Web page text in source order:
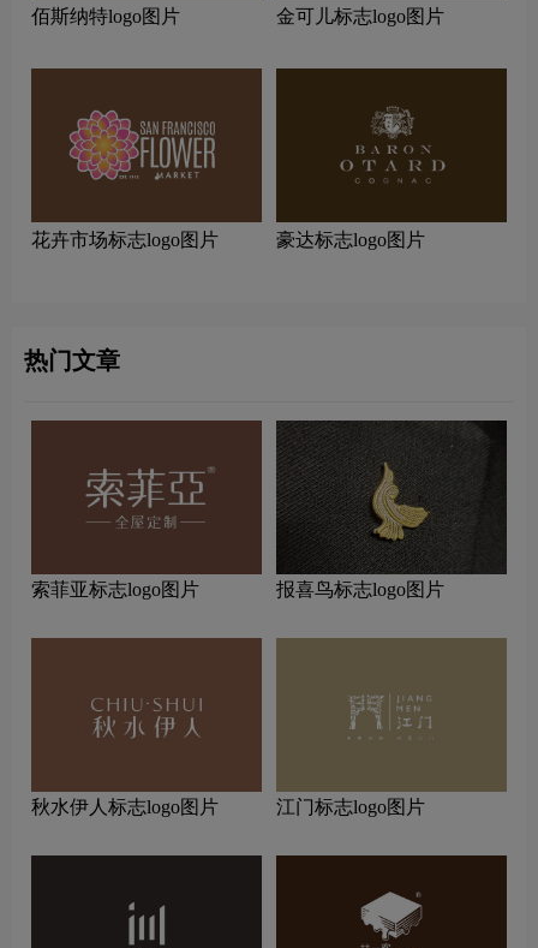
佰斯纳特logo图片 金可儿标志logo图片
花卉市场标志logo图片 豪达标志logo图片
热门文章
索菲亚标志logo图片 报喜鸟标志logo图片
秋水伊人标志logo图片 江门标志logo图片